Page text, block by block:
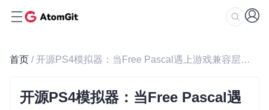
首页 / 开源PS4模拟器：当Free Pascal遇上游戏兼容层革命
开源PS4模拟器：当Free Pascal遇